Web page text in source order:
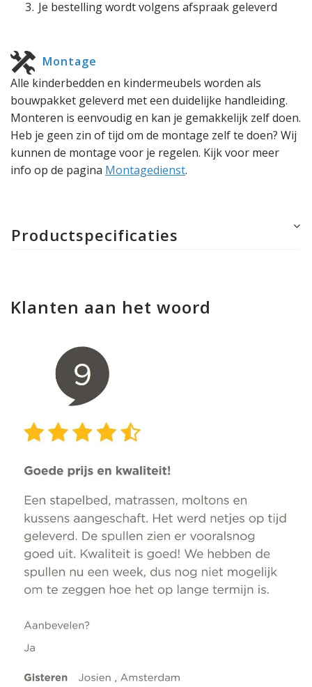
Je bestelling wordt volgens afspraak geleverd
Montage
Alle kinderbedden en kindermeubels worden als
bouwpakket geleverd met een duidelijke handleiding.
Monteren is eenvoudig en kan je gemakkelijk zelf doen.
Heb je geen zin of tijd om de montage zelf te doen? Wij
kunnen de montage voor je regelen. Kijk voor meer
info op de pagina Montagedienst.
Productspecificaties
Klanten aan het woord